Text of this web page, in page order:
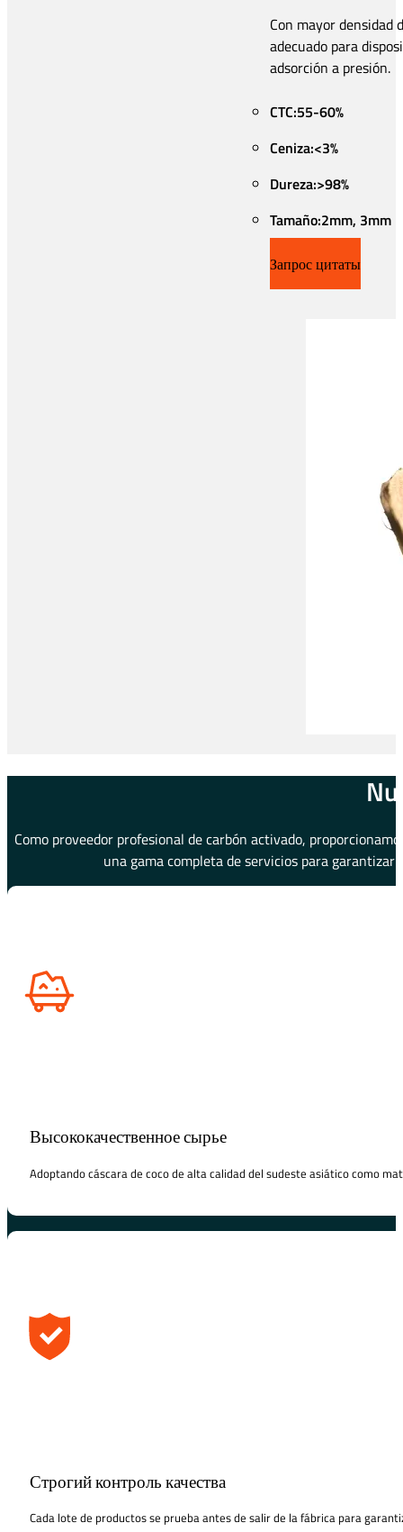
Con mayor densidad
adecuado para
adsorción a presión.
CTC:55-60%
Ceniza:<3%
Dureza:>98%
Tamaño:2mm, 3mm
Запрос цитаты
Como proveedor profesional de carbón activado,
una gama completa de servicios para
Высококачественное сырье
Adoptando cáscara de coco de alta calidad del sudeste asiático como
Строгий контроль качества
Cada lote de productos se prueba antes de salir de la fábrica para